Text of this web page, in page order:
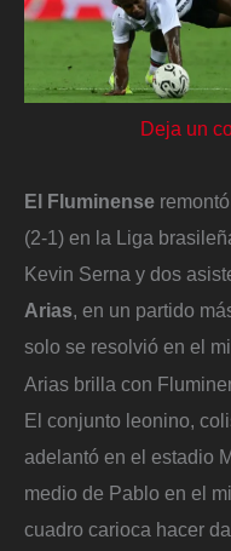
Deja un
El Fluminense
(2-1) en la Liga
Kevin Serna y dos
Arias, en un partido
solo se resolvió en el
Arias brilla con
El conjunto leonino,
adelantó en el estadio
medio de Pablo en el
cuadro carioca hacer